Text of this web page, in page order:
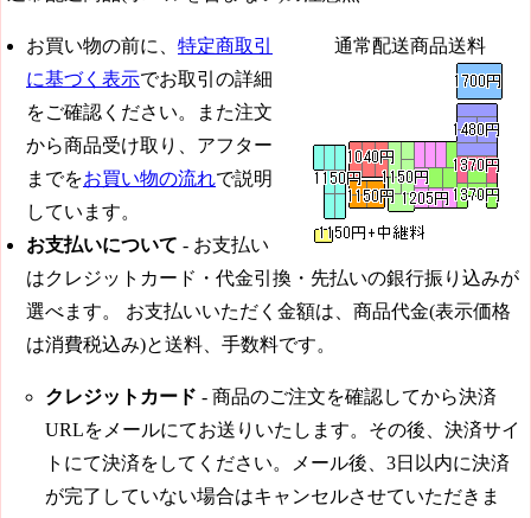
通常配送商品送料
お買い物の前に、 特定商取引
に基づく表示でお取引の詳細
をご確認ください。また注文
から商品受け取り、アフター
までをお買い物の流れで説明
しています。
お支払いについて - お支払い
はクレジットカード・代金引換・先払いの銀行振り込みが
選べます。 お支払いいただく金額は、商品代金(表示価格
は消費税込み)と送料、手数料です。
クレジットカード - 商品のご注文を確認してから決済
URLをメールにてお送りいたします。その後、決済サイ
トにて決済をしてください。メール後、3日以内に決済
が完了していない場合はキャンセルさせていただきま